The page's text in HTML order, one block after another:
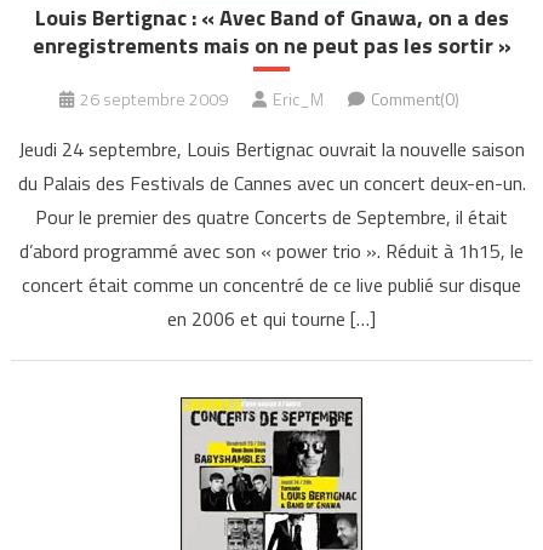
Louis Bertignac : « Avec Band of Gnawa, on a des
enregistrements mais on ne peut pas les sortir »
26 septembre 2009 Eric_M Comment(0)
Jeudi 24 septembre, Louis Bertignac ouvrait la nouvelle saison
du Palais des Festivals de Cannes avec un concert deux-en-un.
Pour le premier des quatre Concerts de Septembre, il était
d’abord programmé avec son « power trio ». Réduit à 1h15, le
concert était comme un concentré de ce live publié sur disque
en 2006 et qui tourne […]